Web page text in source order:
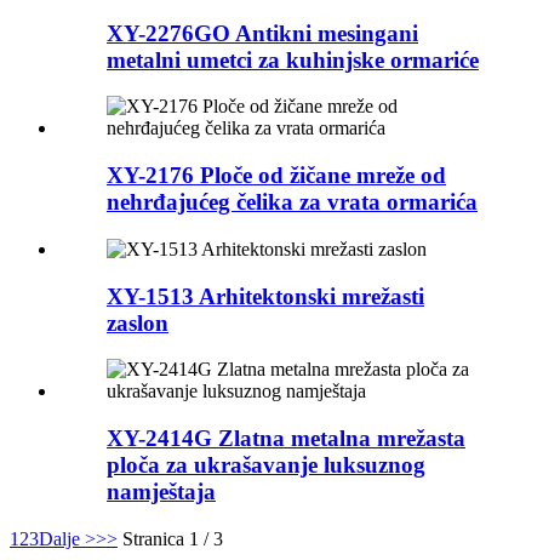
XY-2276GO Antikni mesingani
metalni umetci za kuhinjske ormariće
XY-2176 Ploče od žičane mreže od
nehrđajućeg čelika za vrata ormarića
XY-1513 Arhitektonski mrežasti
zaslon
XY-2414G Zlatna metalna mrežasta
ploča za ukrašavanje luksuznog
namještaja
1 23Dalje >>> Stranica 1 / 3